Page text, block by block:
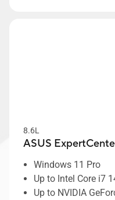
8.6L
ASUS
Windows 11 Pro
Up to Intel Core i7
Up to NVIDIA